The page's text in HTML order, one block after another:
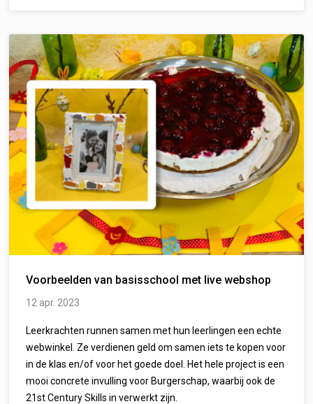
Voorbeelden van basisschool met live webshop
12 apr. 2023
Leerkrachten runnen samen met hun leerlingen een echte
webwinkel. Ze verdienen geld om samen iets te kopen voor
in de klas en/of voor het goede doel. Het hele project is een
mooi concrete invulling voor Burgerschap, waarbij ook de
21st Century Skills in verwerkt zijn.